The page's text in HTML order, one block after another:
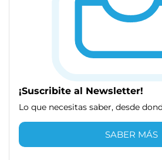
¡Suscribite al Newsletter!
Lo que necesitas saber, desde
SABER MÁS